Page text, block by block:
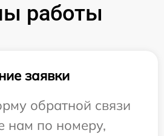
работы
заявки
обратной связи
нам по номеру,